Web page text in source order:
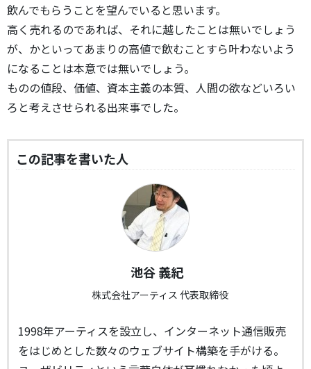
飲んでもらうことを望んでいると思います。
高く売れるのであれば、それに越したことは無いでしょう
が、かといってあまりの高値で飲むことすら叶わないよう
になることは本意では無いでしょう。
ものの値段、価値、資本主義の本質、人間の欲などいろい
ろと考えさせられる出来事でした。
この記事を書いた人
池谷 義紀
株式会社アーティス 代表取締役
1998年アーティスを設立し、インターネット通信販売
をはじめとした数々のウェブサイト構築を手がける。